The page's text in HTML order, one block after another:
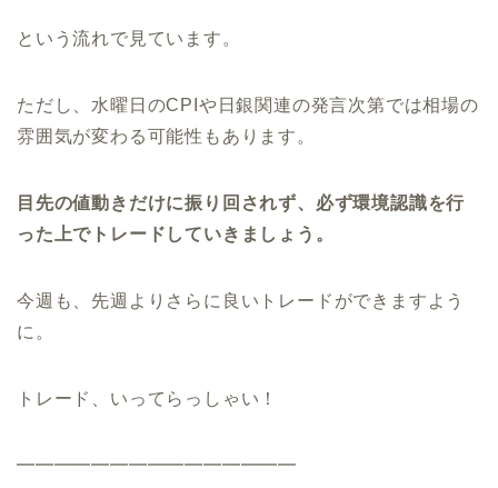
という流れで見ています。
ただし、水曜日のCPIや日銀関連の発言次第では相場の
雰囲気が変わる可能性もあります。
目先の値動きだけに振り回されず、必ず環境認識を行
った上でトレードしていきましょう。
今週も、先週よりさらに良いトレードができますよう
に。
トレード、いってらっしゃい！
━━━━━━━━━━━━━━━